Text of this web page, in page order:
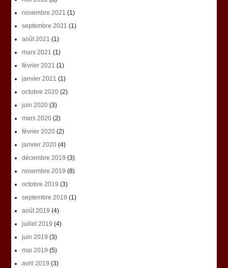
novembre 2021 (1)
septembre 2021 (1)
août 2021 (1)
mars 2021 (1)
février 2021 (1)
janvier 2021 (1)
octobre 2020(2)
juin 2020(3)
mars 2020(2)
février 2020(2)
janvier 2020(4)
décembre 2019 (3)
novembre 2019 (8)
octobre 2019 (3)
septembre 2019 (1)
août 2019 (4)
juillet 2019 (4)
juin 2019 (3)
mai 2019 (5)
avril 2019 (3)